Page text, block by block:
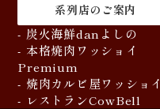
系列店のご案内
- 炭火海鮮danよしの
- 本格焼肉ワッショイ
Premium
- 焼肉カルビ屋ワッショイ
- レストランCowBell